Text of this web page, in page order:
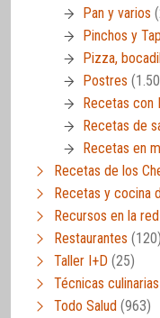
Pan y varios
Pinchos y
Pizza,
Postres
Recetas con
Recetas de
Recetas en
Recetas de los
Recetas y cocina
Recursos en la red
Restaurantes (120)
Taller I+D (25)
Técnicas culinarias
Todo Salud (963)